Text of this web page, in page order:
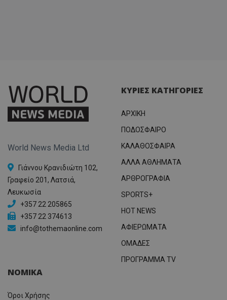
World News Media Ltd
Γιάννου Κρανιδιώτη 102,
Γραφείο 201, Λατσιά,
Λευκωσία
+357 22 205865
+357 22 374613
info@tothemaonline.com
ΚΥΡΙΕΣ ΚΑΤΗΓΟΡΙΕΣ
ΑΡΧΙΚΗ
ΠΟΔΟΣΦΑΙΡΟ
ΚΑΛΑΘΟΣΦΑΙΡΑ
ΑΛΛΑ ΑΘΛΗΜΑΤΑ
ΑΡΘΡΟΓΡΑΦΙΑ
SPORTS+
HOT NEWS
ΑΦΙΕΡΩΜΑΤΑ
ΟΜΑΔΕΣ
ΠΡΟΓΡΑΜΜΑ TV
ΝΟΜΙΚΑ
Όροι Χρήσης